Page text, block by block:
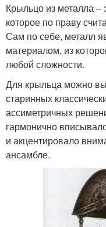
Крыльцо из металла –
которое по праву
Сам по себе, металл
материалом, из
любой сложности.
Для крыльца можно
старинных
ассиметричных
гармонично
и акцентировало
ансамбле.